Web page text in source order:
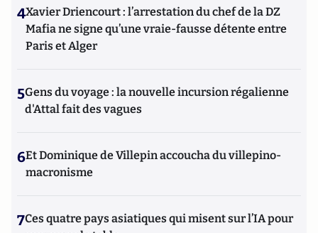
4Xavier Driencourt : l’arrestation du chef de la DZ
Mafia ne signe qu’une vraie-fausse détente entre
Paris et Alger
5Gens du voyage : la nouvelle incursion régalienne
d'Attal fait des vagues
6Et Dominique de Villepin accoucha du villepino-
macronisme
7Ces quatre pays asiatiques qui misent sur l’IA pour